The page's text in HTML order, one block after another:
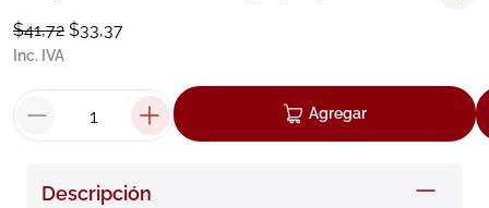
$41,72 $33,37
Inc. IVA
Agregar
Descripción
bioderma
cerave
7. isdin